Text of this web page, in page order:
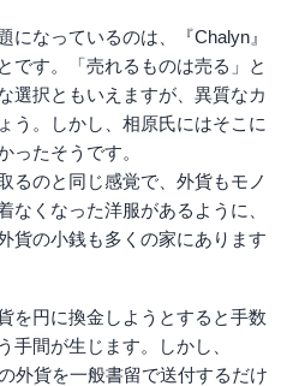
になっているのは、『Chalyn』
です。「売れるものは売る」と
選択ともいえますが、異質なカ
う。しかし、相原氏にはそこに
ったそうです。
るのと同じ感覚で、外貨もモノ
なくなった洋服があるように、
貨の小銭も多くの家にあります
を円に換金しようとすると手数
手間が生じます。しかし、
外貨を一般書留で送付するだけ